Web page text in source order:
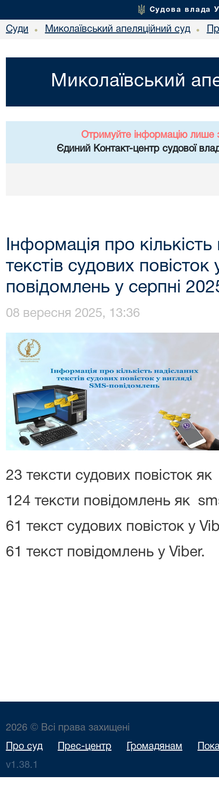
Судова влада
Суди • Миколаївський апеляційний суд •
Миколаївський
Отримуйте інформацію лише
Єдиний Контакт-центр судової
Інформація про
текстів судових повісток
повідомлень у серпні
08 вересня 2025, 13:36
23 тексти судових повісток
124 тексти повідомлень як
61 текст судових повісток у
61 текст повідомлень у Viber.
2026 © Всі права захищені
Про суд Прес-центр Громадянам
v1.38.1